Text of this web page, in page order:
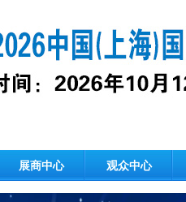
展商中心 观众中心